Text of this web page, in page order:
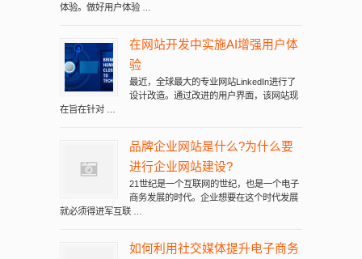
体验。做好用户体验 …
在网站开发中实施AI增强用户体
验
最近，全球最大的专业网站LinkedIn进行了
设计改造。通过改进的用户界面，该网站现
在旨在针对 …
品牌企业网站是什么?为什么要
进行企业网站建设?
21世纪是一个互联网的世纪，也是一个电子
商务发展的时代。企业想要在这个时代发展
就必须得进军互联 …
如何利用社交媒体提升电子商务